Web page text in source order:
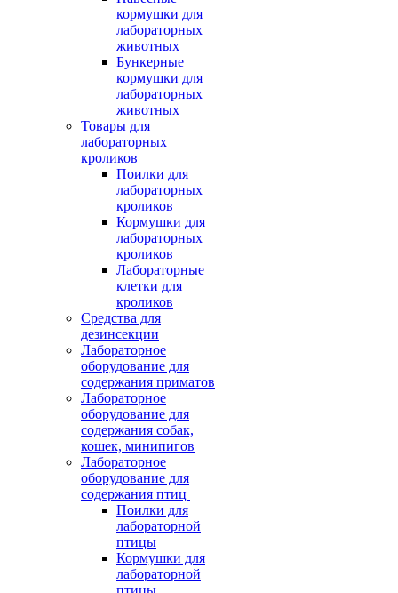
кормушки для
лабораторных
животных
Бункерные
кормушки для
лабораторных
животных
Товары для
лабораторных
кроликов
Поилки для
лабораторных
кроликов
Кормушки для
лабораторных
кроликов
Лабораторные
клетки для
кроликов
Средства для
дезинсекции
Лабораторное
оборудование для
содержания приматов
Лабораторное
оборудование для
содержания собак,
кошек, минипигов
Лабораторное
оборудование для
содержания птиц
Поилки для
лабораторной
птицы
Кормушки для
лабораторной
птицы